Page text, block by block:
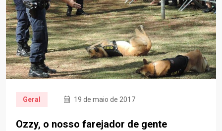
Geral 19 de maio de 2017
Ozzy, o nosso farejador de gente